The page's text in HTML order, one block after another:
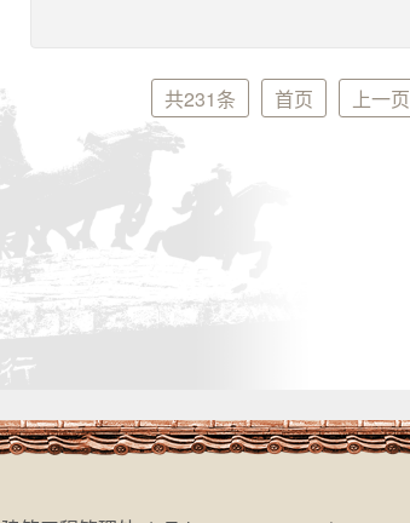
共231条 首页 上一页